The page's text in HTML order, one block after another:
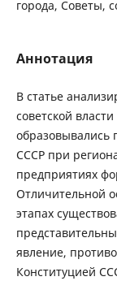
города, Советы,
Аннотация
В статье
советской
образовывались
СССР при
предприятиях
Отличительной
этапах
явление,
Конституцией